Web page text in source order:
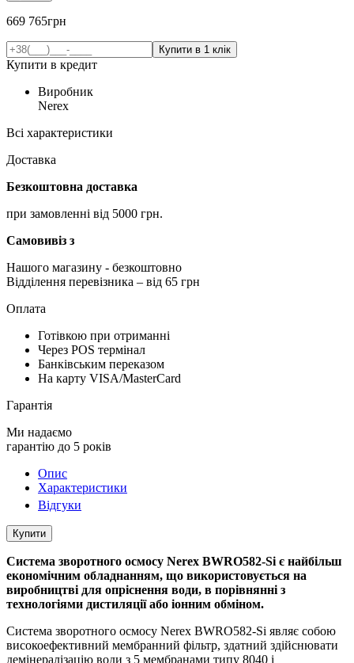
669 765грн
Купити в кредит
Виробник
Nerex
Всі характеристики
Доставка
Безкоштовна доставка
при замовленні від 5000 грн.
Самовивіз з
Нашого магазину - безкоштовно
Відділення перевізника – від 65 грн
Оплата
Готівкою при отриманні
Через POS термінал
Банківським переказом
На карту VISA/MasterCard
Гарантія
Ми надаємо
гарантію до 5 років
Опис
Характеристики
Відгуки
Купити
Система зворотного осмосу Nerex BWRO582-Si є найбільш
економічним обладнанням, що використовується на
виробництві для опріснення води, в порівнянні з
технологіями дистиляції або іонним обміном.
Система зворотного осмосу Nerex BWRO582-Si являє собою
високоефективний мембранний фільтр, здатний здійснювати
демінералізацію води з 5 мембранами типу 8040 і